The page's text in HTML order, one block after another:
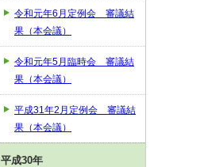
令和元年6月定例会 審議結
果（本会議）
令和元年5月臨時会 審議結
果（本会議）
平成31年2月定例会 審議結
果（本会議）
平成30年